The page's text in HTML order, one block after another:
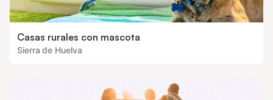
Casas rurales con mascota
Sierra de Huelva